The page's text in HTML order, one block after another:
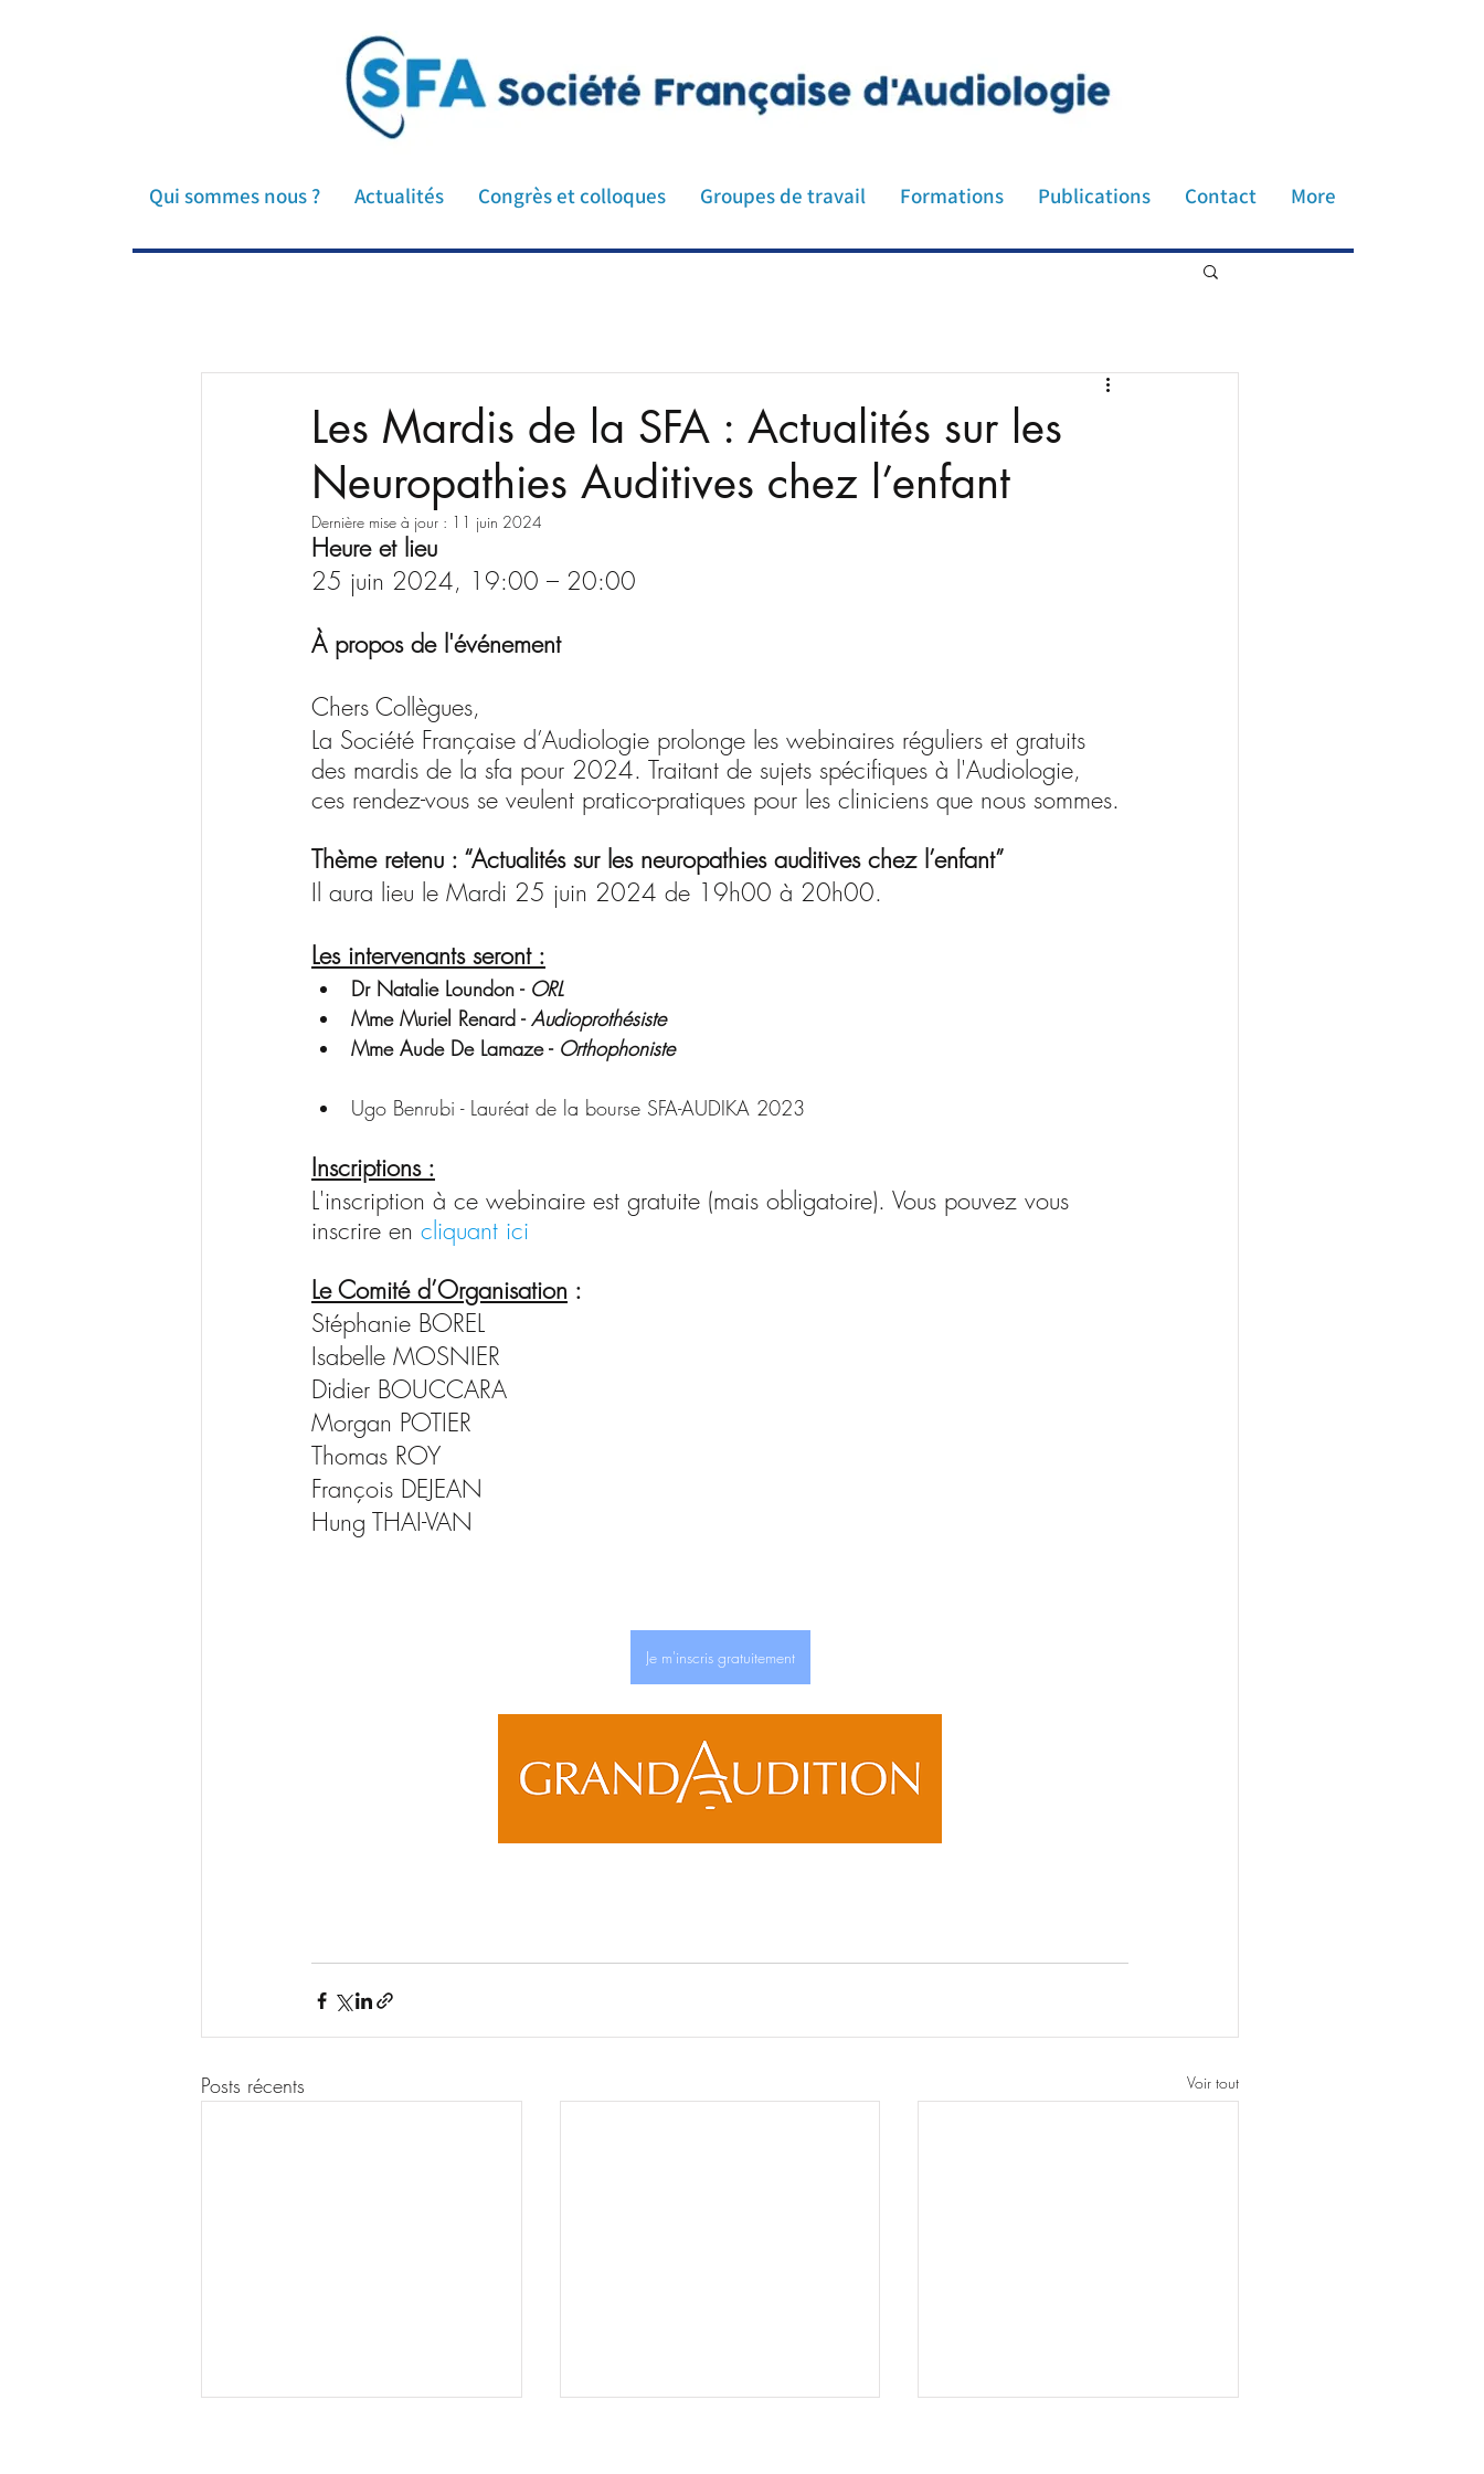
SFA Société Française d'Audiologie ORL médecin audioprothésiste orthophoniste phoniatre neurologue société
savante audioprothèse audition cochlée oreille implant cochléaire
Qui sommes nous ? Actualités Congrès et colloques Groupes de travail Formations Publications Contact More
Les Mardis de la SFA : Actualités sur les
Neuropathies Auditives chez l’enfant
Dernière mise à jour : 11 juin 2024
Heure et lieu
25 juin 2024, 19:00 – 20:00
À propos de l'événement
Chers Collègues,
La Société Française d’Audiologie prolonge les webinaires réguliers et gratuits
des mardis de la sfa pour 2024. Traitant de sujets spécifiques à l'Audiologie,
ces rendez-vous se veulent pratico-pratiques pour les cliniciens que nous sommes.
Thème retenu : “Actualités sur les neuropathies auditives chez l’enfant”
Il aura lieu le Mardi 25 juin 2024 de 19h00 à 20h00.
Les intervenants seront :
Dr Natalie Loundon - ORL
Mme Muriel Renard - Audioprothésiste
Mme Aude De Lamaze - Orthophoniste
Ugo Benrubi - Lauréat de la bourse SFA-AUDIKA 2023
Inscriptions :
L'inscription à ce webinaire est gratuite (mais obligatoire). Vous pouvez vous
inscrire en cliquant ici
Le Comité d’Organisation :
Stéphanie BOREL
Isabelle MOSNIER
Didier BOUCCARA
Morgan POTIER
Thomas ROY
François DEJEAN
Hung THAI-VAN
Je m'inscris gratuitement
Posts récents Voir tout